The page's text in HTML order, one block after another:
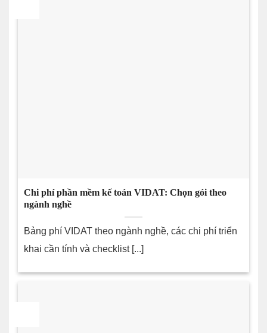
Chi phí phần mềm kế toán VIDAT: Chọn gói theo
ngành nghề
Bảng phí VIDAT theo ngành nghề, các chi phí triển
khai cần tính và checklist [...]